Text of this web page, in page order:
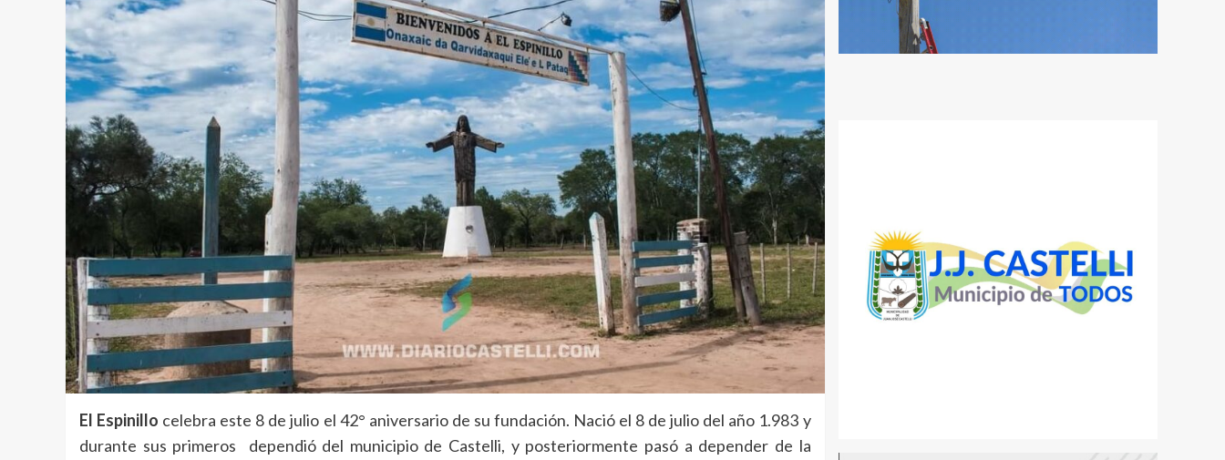
El Espinillo celebra este 8 de julio el 42° aniversario de su fundación. Nació el 8 de julio del año 1.983 y
durante sus primeros dependió del municipio de Castelli, y posteriormente pasó a depender de la